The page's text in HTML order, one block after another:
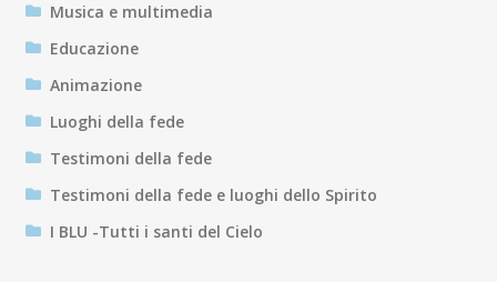
Musica e multimedia
Educazione
Animazione
Luoghi della fede
Testimoni della fede
Testimoni della fede e luoghi dello Spirito
I BLU -Tutti i santi del Cielo